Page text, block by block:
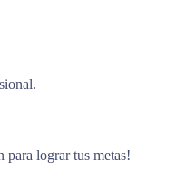
para lograr tus metas!